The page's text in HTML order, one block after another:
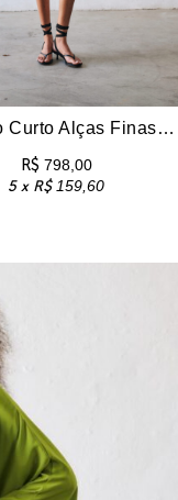
Vestido Curto Alças Finas Malu – Marinho
R$ 798,00
5 x R$159,60